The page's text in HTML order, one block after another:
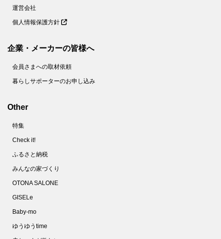
運営会社
個人情報保護方針
企業・メーカーの皆様へ
会員さまへの取材依頼
暮らしサポーターのお申し込み
Other
特集
Check it!
ふるさと納税
みんなの家づくり
OTONA SALONE
GISELe
Baby-mo
ゆうゆうtime